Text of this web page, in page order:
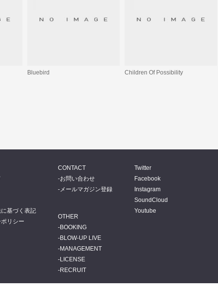
Bluebird Children Of Possibility
基づく表記
リシー
CONTACT
お問い合わせ
メールマガジン登録
OTHER
BOOKING
BLOW-UP LIVE
MANAGEMENT
LICENSE
RECRUIT
Twitter
Facebook
Instagram
SoundCloud
Youtube